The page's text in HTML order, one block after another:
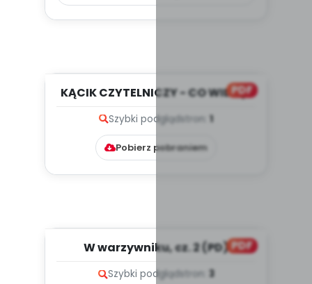
PDF
KĄCIK CZYTELNICZY - CO WIDZĘ?
Szybki podglądstron: 1
Pobierz pobraniem
PDF
W warzywniku, cz. 2 (PD)
Szybki podgląd stron: 3